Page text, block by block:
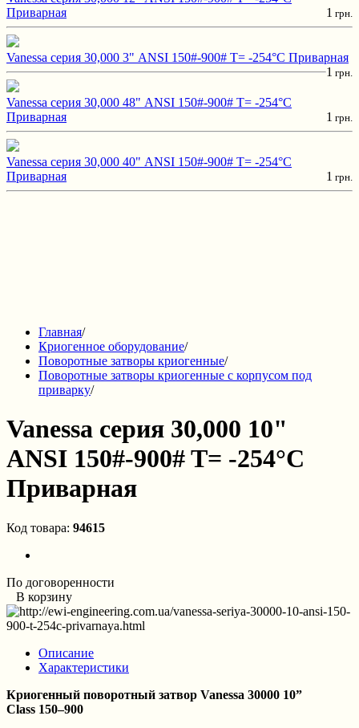
Приварная
1 грн.
Vanessa серия 30,000 3" ANSI 150#-900# T= -254°C Приварная
1 грн.
Vanessa серия 30,000 48" ANSI 150#-900# T= -254°C
Приварная
1 грн.
Vanessa серия 30,000 40" ANSI 150#-900# T= -254°C
Приварная
1 грн.
Главная/
Криогенное оборудование/
Поворотные затворы криогенные/
Поворотные затворы криогенные с корпусом под
приварку/
Vanessa серия 30,000 10"
ANSI 150#-900# T= -254°C
Приварная
Код товара: 94615
По договоренности
В корзину
Описание
Характеристики
Криогенный поворотный затвор Vanessa 30000 10”
Class 150–900